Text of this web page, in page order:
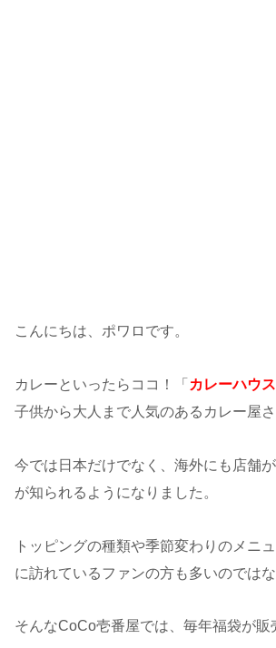
こんにちは、ポワロです。
カレーといったらココ！「 カレーハウ
子供から大人まで人気のあるカレー屋さ
今では日本だけでなく、海外にも店舗
が知られるようになりました。
トッピングの種類や季節変わりのメニ
に訪れているファンの方も多いのではな
そんなCoCo壱番屋では、毎年福袋が販